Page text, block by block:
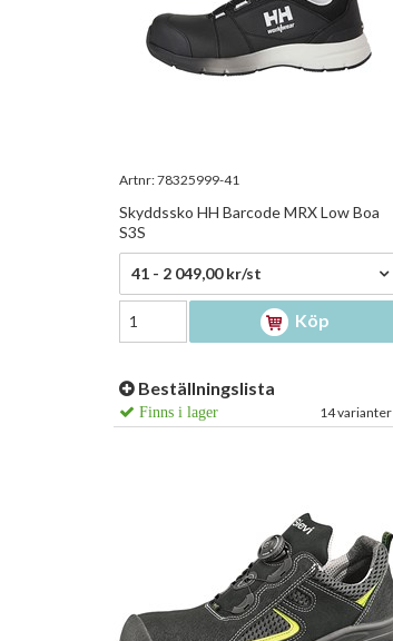
Artnr:78325999-41
Skyddssko HH Barcode MRX Low Boa
S3S
2 049,00 kr/st
41 - 2 049,00 kr/st
Köp
Beställningslista
Finns i lager 14 varianter